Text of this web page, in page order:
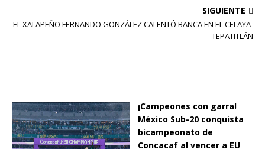
SIGUIENTE
EL XALAPEÑO FERNANDO GONZÁLEZ CALENTÓ BANCA EN EL CELAYA-
TEPATITLÁN
¡Campeones con garra!
México Sub-20 conquista
bicampeonato de
Concacaf al vencer a EU